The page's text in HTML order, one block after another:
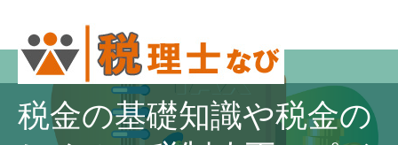
税金の基礎知識や税金の